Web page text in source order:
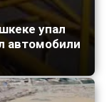
упал
автомобили